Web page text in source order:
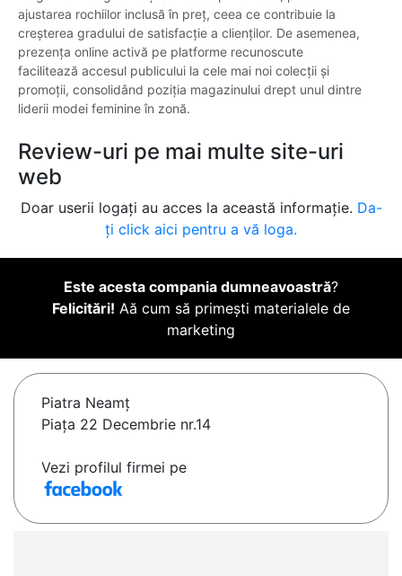
ajustarea rochiilor inclusă în preț, ceea ce contribuie la
creșterea gradului de satisfacție a clienților. De asemenea,
prezența online activă pe platforme recunoscute
facilitează accesul publicului la cele mai noi colecții și
promoții, consolidând poziția magazinului drept unul dintre
liderii modei feminine în zonă.
Review-uri pe mai multe site-uri
web
Doar userii logați au acces la această informație. Da-
ți click aici pentru a vă loga.
Este acesta compania dumneavoastră?
Felicitări! Aă cum să primești materialele de
marketing
Piatra Neamţ
Piața 22 Decembrie nr.14
Vezi profilul firmei pe